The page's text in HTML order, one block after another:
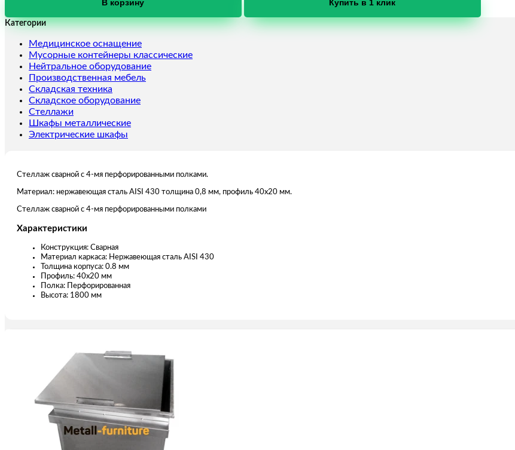
с
мя
перфорированными
полками
длина
800
мм
В корзину Купить в 1 клик
Категории
Медицинское оснащение
Мусорные контейнеры классические
Нейтральное оборудование
Производственная мебель
Складская техника
Складское оборудование
Стеллажи
Шкафы металлические
Электрические шкафы
Стеллаж сварной с 4-мя перфорированными полками.
Материал: нержавеющая сталь AISI 430 толщина 0,8 мм, профиль 40х20 мм.
Стеллаж сварной с 4-мя перфорированными полками
Характеристики
Конструкция: Сварная
Материал каркаса: Нержавеющая сталь AISI 430
Толщина корпуса: 0.8 мм
Профиль: 40х20 мм
Полка: Перфорированная
Высота: 1800 мм